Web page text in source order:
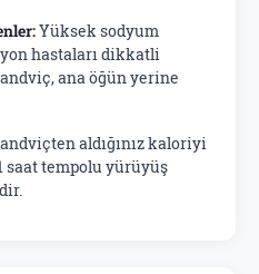
Yüksek sodyum
hastaları dikkatli
ana öğün yerine
aldığınız kaloriyi
saat tempolu yürüyüş